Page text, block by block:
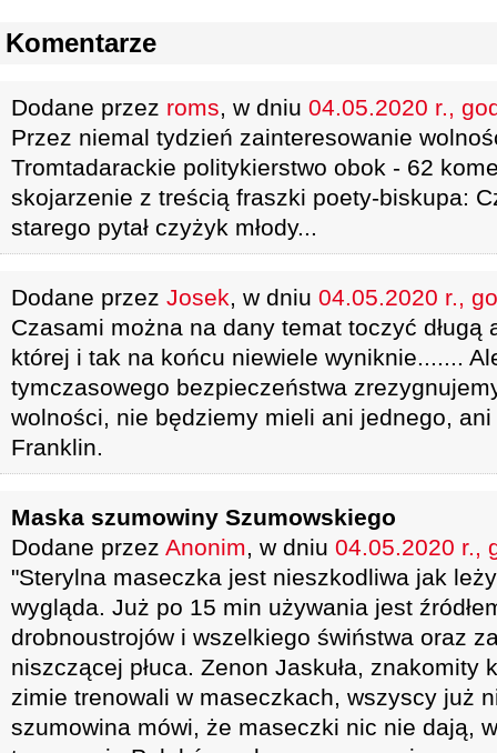
Komentarze
Dodane przez roms, w dniu 04.05.2020 r.,
Przez niemal tydzień zainteresowanie
Tromtadarackie politykierstwo obok - 62
skojarzenie z treścią fraszki poety-biskupa:
starego pytał czyżyk młody...
Dodane przez Josek, w dniu 04.05.2020 r.,
Czasami można na dany temat toczyć długą
której i tak na końcu niewiele wyniknie.......
tymczasowego bezpieczeństwa
wolności, nie będziemy mieli ani jednego,
Franklin.
Maska szumowiny Szumowskiego
Dodane przez Anonim, w dniu 04.05.2020 r.,
"Sterylna maseczka jest nieszkodliwa jak
wygląda. Już po 15 min używania jest
drobnoustrojów i wszelkiego świństwa oraz
niszczącej płuca. Zenon Jaskuła, znakomity
zimie trenowali w maseczkach, wszyscy już
szumowina mówi, że maseczki nic nie dają,